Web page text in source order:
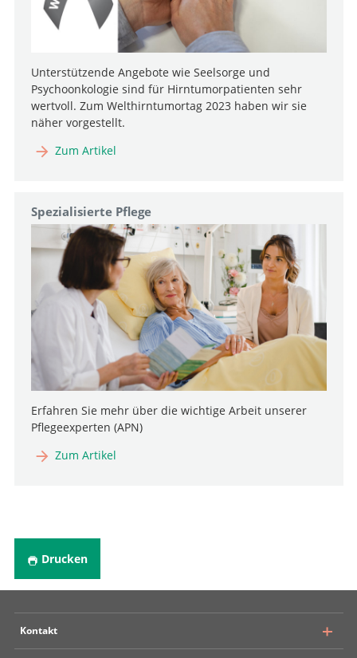
Unterstützende Angebote wie Seelsorge und
Psychoonkologie sind für Hirntumorpatienten sehr
wertvoll. Zum Welthirntumortag 2023 haben wir sie
näher vorgestellt.
Zum Artikel
Spezialisierte Pflege
Erfahren Sie mehr über die wichtige Arbeit unserer
Pflegeexperten (APN)
Zum Artikel
Drucken
Kontakt